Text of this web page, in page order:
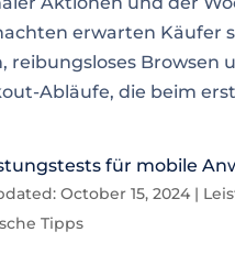
erwarten Käufer
reibungsloses Browsen
Abläufe, die beim
für mobile
October 15, 2024|
Tipps